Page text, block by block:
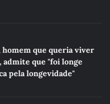
homem que queria viver
admite que "foi longe
pela longevidade"